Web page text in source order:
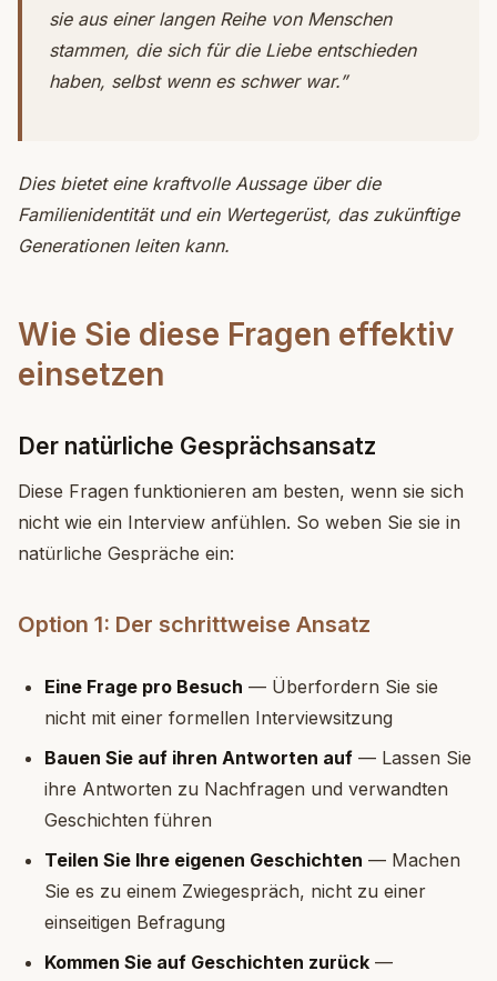
sie aus einer langen Reihe von Menschen
stammen, die sich für die Liebe entschieden
haben, selbst wenn es schwer war.”
Dies bietet eine kraftvolle Aussage über die
Familienidentität und ein Wertegerüst, das zukünftige
Generationen leiten kann.
Wie Sie diese Fragen effektiv
einsetzen
Der natürliche Gesprächsansatz
Diese Fragen funktionieren am besten, wenn sie sich
nicht wie ein Interview anfühlen. So weben Sie sie in
natürliche Gespräche ein:
Option 1: Der schrittweise Ansatz
Eine Frage pro Besuch — Überfordern Sie sie
nicht mit einer formellen Interviewsitzung
Bauen Sie auf ihren Antworten auf — Lassen Sie
ihre Antworten zu Nachfragen und verwandten
Geschichten führen
Teilen Sie Ihre eigenen Geschichten — Machen
Sie es zu einem Zwiegespräch, nicht zu einer
einseitigen Befragung
Kommen Sie auf Geschichten zurück —